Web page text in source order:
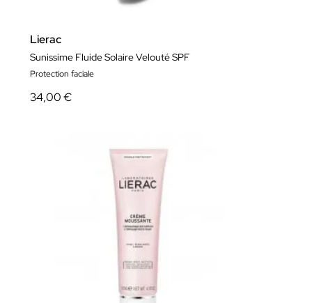
Lierac
Sunissime Fluide Solaire Velouté SPF
Protection faciale
34,00 €